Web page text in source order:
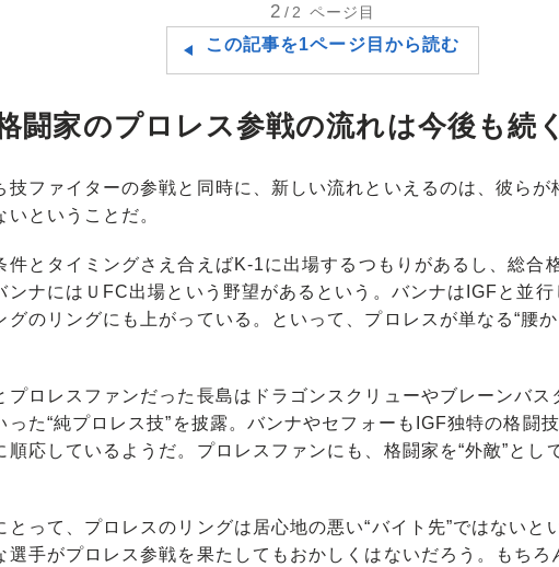
格的にプロレスへ
2 /2 ページ目
この記事を1ページ目から読む
闘家のプロレス参戦の流れは今後も続
ファイターの参戦と同時に、新しい流れといえるのは、彼らが
いということだ。
とタイミングさえ合えばK-1に出場するつもりがあるし、総合
ンナにはＵFC出場という野望があるという。バンナはIGFと並行
グのリングにも上がっている。といって、プロレスが単なる“腰
ロレスファンだった長島はドラゴンスクリューやブレーンバス
った“純プロレス技”を披露。バンナやセフォーもIGF独特の格闘
順応しているようだ。プロレスファンにも、格闘家を“外敵”とし
って、プロレスのリングは居心地の悪い“バイト先”ではないと
選手がプロレス参戦を果たしてもおかしくはないだろう。もちろ